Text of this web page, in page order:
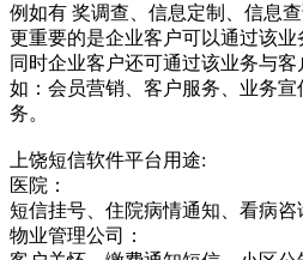
例如有 奖调查、信息定制、信息查
更重要的是企业客户可以通过该业
同时企业客户还可通过该业务与客
如：会员营销、客户服务、业务
务。
上饶短信软件平台用途:
医院：
短信挂号、住院病情通知、看病咨
物业管理公司：